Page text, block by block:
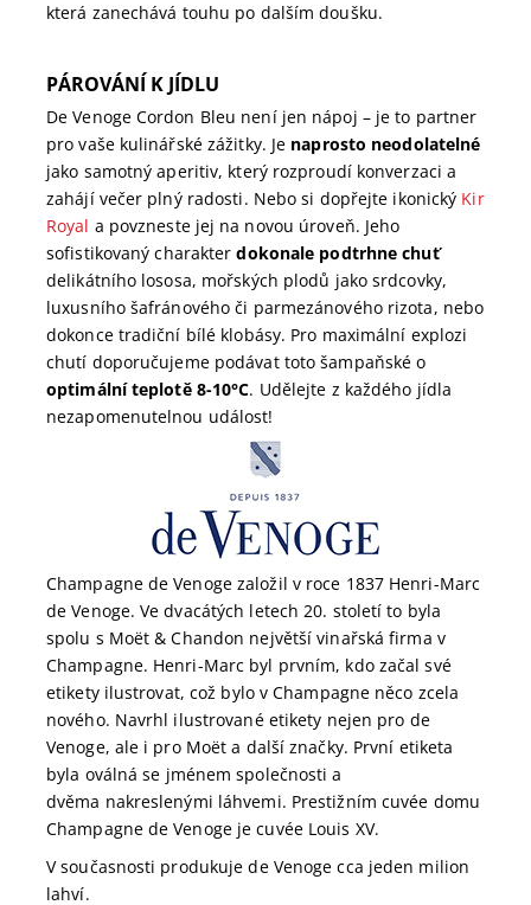
která zanechává touhu po dalším doušku.
PÁROVÁNÍ K JÍDLU
De Venoge Cordon Bleu není jen nápoj – je to partner
pro vaše kulinářské zážitky. Je naprosto neodolatelné
jako samotný aperitiv, který rozproudí konverzaci a
zahájí večer plný radosti. Nebo si dopřejte ikonický Kir
Royal a povzneste jej na novou úroveň. Jeho
sofistikovaný charakterdokonale podtrhne chuť
delikátního lososa, mořských plodů jako srdcovky,
luxusního šafránového či parmezánového rizota, nebo
dokonce tradiční bílé klobásy. Pro maximální explozi
chutí doporučujeme podávat toto šampaňské o
optimální teplotě 8-10°C. Udělejte z každého jídla
nezapomenutelnou událost!
Champagne de Venoge založil v roce 1837 Henri-Marc
de Venoge. Ve dvacátých letech 20. století to byla
spolu s Moët & Chandon největší vinařská firma v
Champagne. Henri-Marc byl prvním, kdo začal své
etikety ilustrovat, což bylo v Champagne něco zcela
nového. Navrhl ilustrované etikety nejen pro de
Venoge, ale i pro Moët a další značky. První etiketa
byla oválná se jménem společnosti a
dvěma nakreslenými láhvemi. Prestižním cuvée domu
Champagne de Venoge je cuvée Louis XV.
V současnosti produkuje de Venoge cca jeden milion
lahví.